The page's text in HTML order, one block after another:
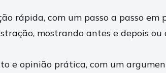
rápida, com um passo a passo em
mostrando antes e depois ou
e opinião prática, com um